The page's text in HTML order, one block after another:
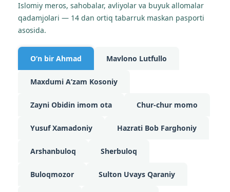
Islomiy meros, sahobalar, avliyolar va buyuk allomalar
qadamjolari — 14 dan ortiq tabarruk maskan pasporti
asosida.
O‘n bir Ahmad Mavlono Lutfullo
Maxdumi Aʼzam Kosoniy
Zayni Obidin imom ota Chur-chur momo
Yusuf Xamadoniy Hazrati Bob Farghoniy
Arshanbuloq Sherbuloq
Buloqmozor Sulton Uvays Qaraniy